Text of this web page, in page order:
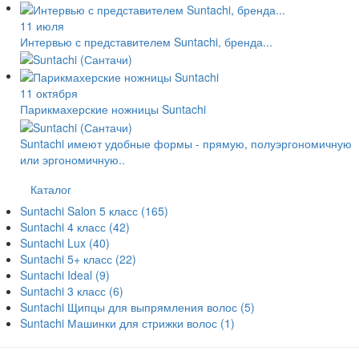
11 июля
Интервью с представителем Suntachi, бренда...
11 октября
Парикмахерские ножницы Suntachi
Suntachi имеют удобные формы - прямую, полуэргономичную
или эргономичную..
Каталог
Suntachi Salon 5 класс (165)
Suntachi 4 класс (42)
Suntachi Lux (40)
Suntachi 5+ класс (22)
Suntachi Ideal (9)
Suntachi 3 класс (6)
Suntachi Щипцы для выпрямления волос (5)
Suntachi Машинки для стрижки волос (1)